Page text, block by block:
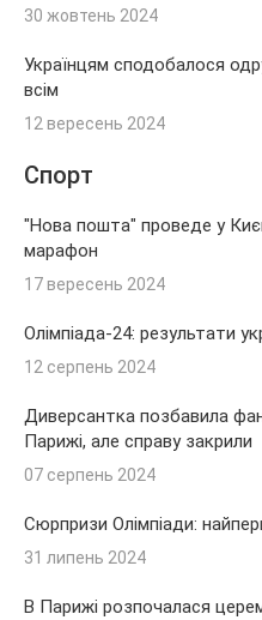
30 жовтень 2024
Українцям сподобалося
всім
12 вересень 2024
Спорт
"Нова пошта" проведе у
марафон
17 вересень 2024
Олімпіада-24: результати
12 серпень 2024
Диверсантка позбавила
Парижі, але справу закрили
07 серпень 2024
Сюрпризи Олімпіади:
31 липень 2024
В Парижі розпочалася